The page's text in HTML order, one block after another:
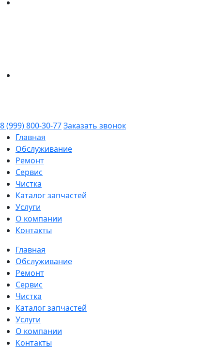
8 (999) 800-30-77Заказать звонок
Главная
Обслуживание
Ремонт
Сервис
Чистка
Каталог запчастей
Услуги
О компании
Контакты
Главная
Обслуживание
Ремонт
Сервис
Чистка
Каталог запчастей
Услуги
О компании
Контакты